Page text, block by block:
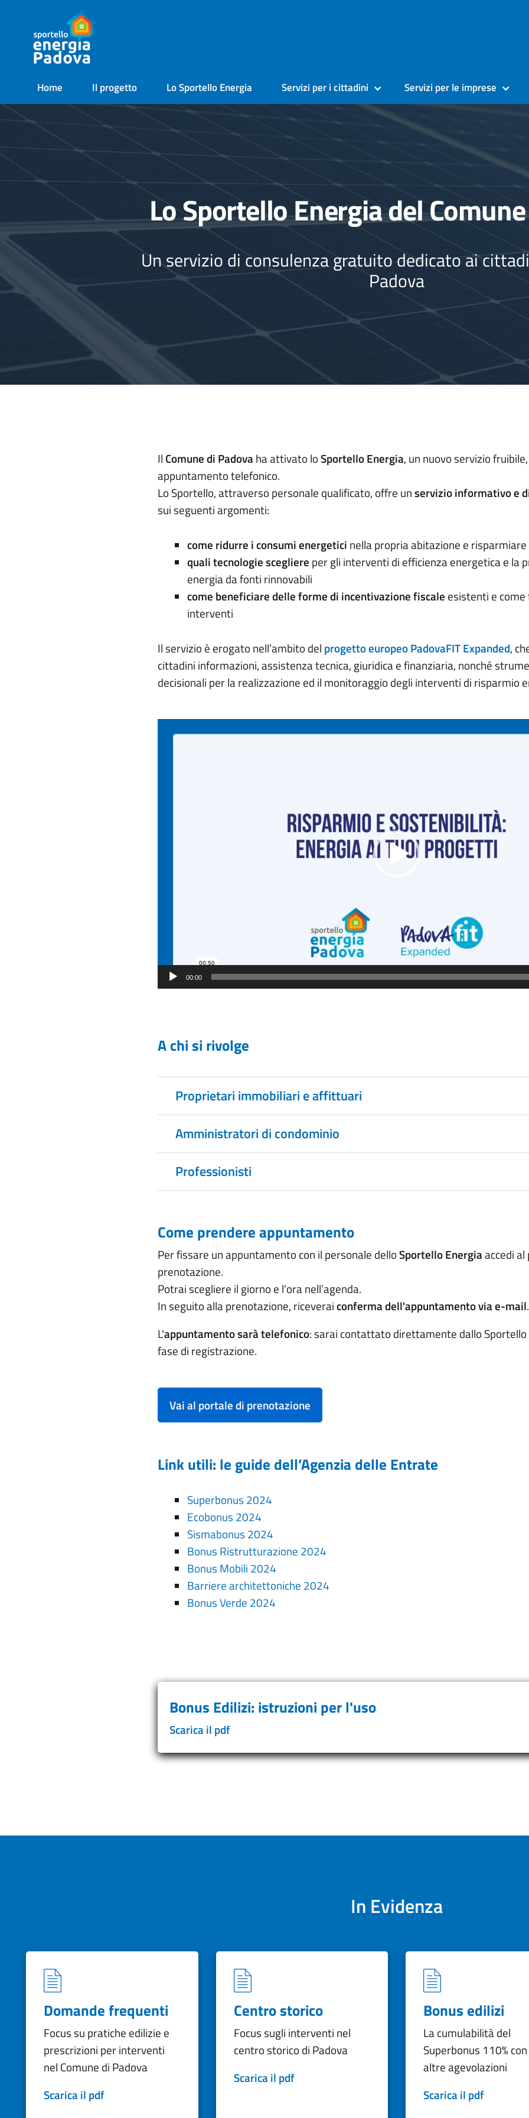
Home Il progetto Lo Sportello Energia Servizi per i cittadini Servizi per le imprese
Lo Sportello Energia del
Un servizio di consulenza gratuito dedicato ai
Padova
Il Comune di Padova ha attivato loSportello Energia, un nuovo servizio
appuntamento telefonico.
Lo Sportello, attraverso personale qualificato, offre unservizio informativo e
sui seguenti argomenti:
come ridurre i consumi energetici nella propria abitazione e
quali tecnologie scegliere per gli interventi di efficienza energetica e la
energia da fonti rinnovabili
come beneficiare delle forme di incentivazione fiscale esistenti e
interventi
Il servizio è erogato nell’ambito del progetto europeo PadovaFIT Expanded,
cittadini informazioni, assistenza tecnica, giuridica e finanziaria, nonché
decisionali per la realizzazione ed il monitoraggio degli interventi di risparmio
00:00
A chi si rivolge
Proprietari immobiliari e affittuari
Amministratori di condominio
Professionisti
Come prendere appuntamento
Per fissare un appuntamento con il personale delloSportello Energiaaccedi
prenotazione.
Potrai scegliere il giorno e l’ora nell’agenda.
In seguito alla prenotazione, riceveraiconferma dell'appuntamento via e-mail.
L'appuntamento sarà telefonico: sarai contattato direttamente dallo
fase di registrazione.
Vai al portale di prenotazione
Link utili: le guide dell’Agenzia delle Entrate
Superbonus 2024
Ecobonus 2024
Sismabonus 2024
Bonus Ristrutturazione 2024
Bonus Mobili 2024
Barriere architettoniche 2024
Bonus Verde 2024
Bonus Edilizi: istruzioni per l'uso
Scarica il pdf
In Evidenza
Domande frequenti
Focus su pratiche edilizie e
prescrizioni per interventi
nel Comune di Padova
Scarica il pdf
Centro storico
Focus sugli interventi nel
centro storico di Padova
Scarica il pdf
Bonus edilizi
La cumulabilità del
Superbonus 110%
altre agevolazioni
Scarica il pdf